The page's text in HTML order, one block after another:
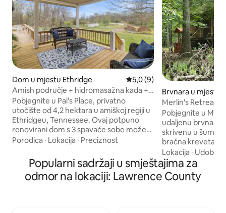
Dom u mjestu Ethridge Prosječna ocjena: 5,0 od 5,
5,0 (9)
Amish područje + hidromasažna kada +
potok + 2 kreveta za 2 osobe + 4 hektara
+ kućni ljubimci
Pobjegnite u Pal’s Place, privatno
utočište od 4,2 hektara u amiškoj regiji u
Ethridgeu, Tennessee. Ovaj potpuno
renovirani dom s 3 spavaće sobe može
primiti 6 osoba, a sadrži 2 bračna kreveta
rasklapanje) i 1 krevet širine 150–179 cm.
Uživajte u potoku, masažnoj kadi,
ognjištu, salonu u sjenici, objedovanju na
Porodica · Lokacija · Preciznost
Brvnara u mjestu
Merlin's Retreat
Pobjegnite u
udaljenu brvnaru
skrivenu u
bračna kreveta
kupatilo s
opremljenu
veliku vanjsku
roštiljem,
Lokacija ·
Popularni sadržaji u smještajima za
odmor na lokaciji: Lawrence County